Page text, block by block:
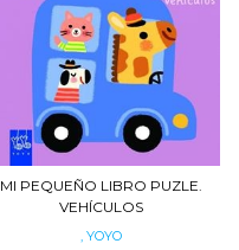
MI PEQUEÑO LIBRO PUZLE.
VEHÍCULOS
, YOYO